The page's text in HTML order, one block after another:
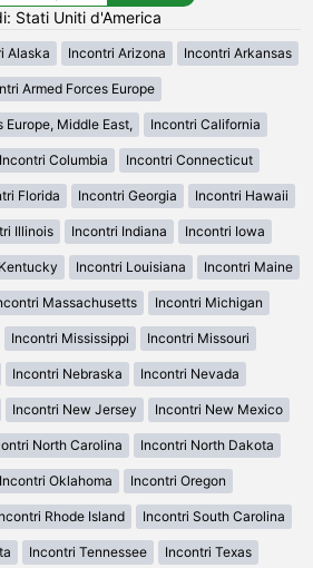
Stati Uniti d'America
Alaska Incontri Arizona Incontri Arkansas
Armed Forces Europe
Europe, Middle East, Incontri California
Incontri Columbia Incontri Connecticut
Florida Incontri Georgia Incontri Hawaii
Illinois Incontri Indiana Incontri Iowa
Incontri Louisiana Incontri Maine
Massachusetts Incontri Michigan
Incontri Mississippi Incontri Missouri
Incontri Nebraska Incontri Nevada
Incontri New Jersey Incontri New Mexico
North Carolina Incontri North Dakota
Incontri Oklahoma Incontri Oregon
Rhode Island Incontri South Carolina
Incontri Tennessee Incontri Texas